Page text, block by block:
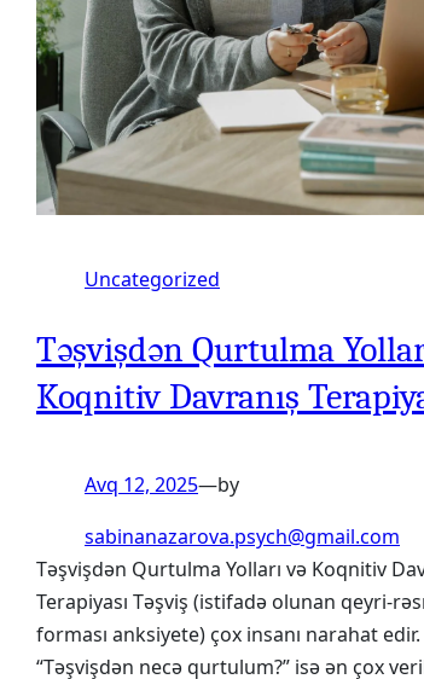
Uncategorized
Təşvişdən Qurtulma
Koqnitiv Davranış
Avq 12, 2025—by
sabinanazarova.psych@gmail.com
Təşvişdən Qurtulma Yolları və Koqnitiv
Terapiyası Təşviş (istifadə olunan qeyri-
forması anksiyete) çox insanı narahat edir.
“Təşvişdən necə qurtulum?” isə ən çox